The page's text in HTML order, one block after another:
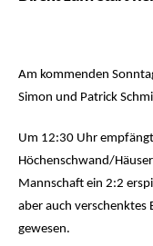
Am kommenden
Simon und Patrick
Um 12:30 Uhr
Höchenschwand/
Mannschaft ein 2:2
aber auch verschenktes
gewesen.